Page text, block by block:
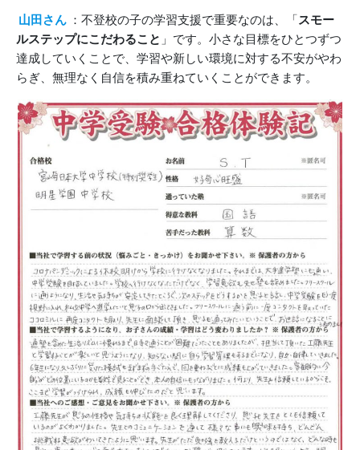
山田さん ：不登校の子の学習支援で重要なのは、「スモー
ルステップにこだわること 」です。小さな目標をひとつずつ
達成していくことで、学習や新しい環境に対する不安がやわ
らぎ、無理なく自信を積み重ねていくことができます。